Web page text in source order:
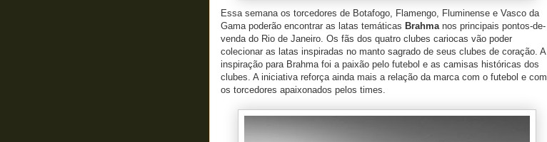
Essa semana os torcedores de Botafogo, Flamengo, Fluminense e Vasco da
Gama poderão encontrar as latas temáticas Brahmanos principais pontos-de-
venda do Rio de Janeiro. Os fãs dos quatro clubes cariocas vão poder
colecionar as latas inspiradas no manto sagrado de seus clubes de coração. A
inspiração para Brahma foi a paixão pelo futebol e as camisas históricas dos
clubes. A iniciativa reforça ainda mais a relação da marca com o futebol e com
os torcedores apaixonados pelos times.